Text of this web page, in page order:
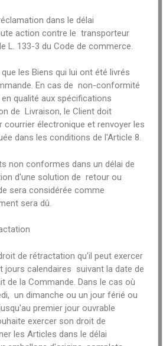
dans le délai
action contre le transporteur
L. 133-3 du Code de commerce.
les Biens qui lui ont été livrés
En cas de non-conformité
qualité aux spécifications
de Livraison, le Client doit
courrier électronique et renvoyer les
dans les conditions de l'Article 8.
non conformes dans un délai de
d'une solution de retour ou
sera considérée comme
sera dû.
de rétractation qu'il peut exercer
jours calendaires suivant la date de
de la Commande. Dans le cas où
un dimanche ou un jour férié ou
premier jour ouvrable
exercer son droit de
les Articles dans le délai